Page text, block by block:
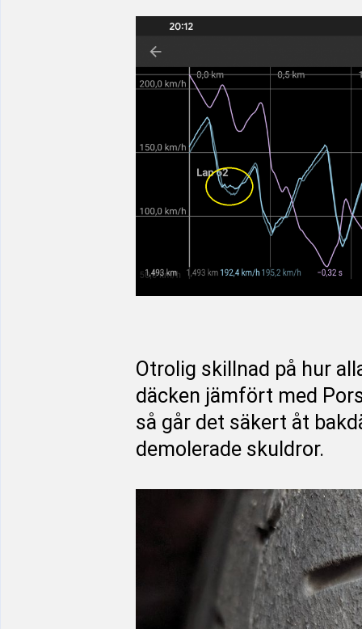
Otrolig skillnad på hur
däcken jämfört med
så går det säkert åt
demolerade skuldror.